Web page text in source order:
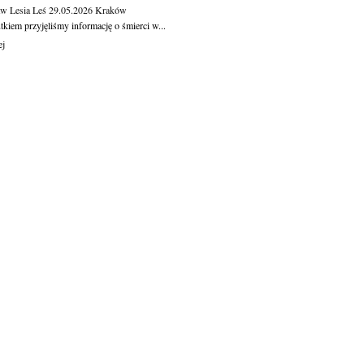
Lesia Leś29.05.2026Kraków
przyjęliśmy informację o śmierci w...